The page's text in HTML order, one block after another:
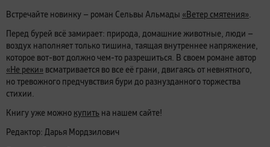
Встречайте новинку — роман Сельвы Альмады «Ветер смятения».
Перед бурей всё замирает: природа, домашние животные, люди —
воздух наполняет только тишина, таящая внутреннее напряжение,
которое вот-вот должно чем-то разрешиться. В своем романе автор
«Не реки» всматривается во все её грани, двигаясь от невнятного,
но тревожного предчувствия бури до разнузданного торжества
стихии.
Книгу уже можно купить на нашем сайте!
Редактор: Дарья Мордзилович